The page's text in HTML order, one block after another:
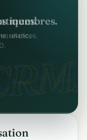
un clic,
membres.
relances,